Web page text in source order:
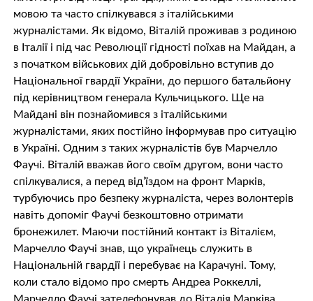
мовою та часто спілкувався з італійськими
журналістами. Як відомо, Віталій проживав з родиною
в Італії і під час Революції гідності поїхав на Майдан, а
з початком військових дій добровільно вступив до
Національної гвардії України, до першого батальйону
під керівництвом генерала Кульчицького. Ще на
Майдані він познайомився з італійськими
журналістами, яких постійно інформував про ситуацію
в Україні. Одним з таких журналістів був Марчелло
Фаучі. Віталій вважав його своїм другом, вони часто
спілкувалися, а перед від’їздом на фронт Марків,
турбуючись про безпеку журналіста, через волонтерів
навіть допоміг Фаучі безкоштовно отримати
бронежилет. Маючи постійний контакт із Віталієм,
Марчелло Фаучі знав, що українець служить в
Національній гвардії і перебуває на Карачуні. Тому,
коли стало відомо про смерть Андреа Роккеллі,